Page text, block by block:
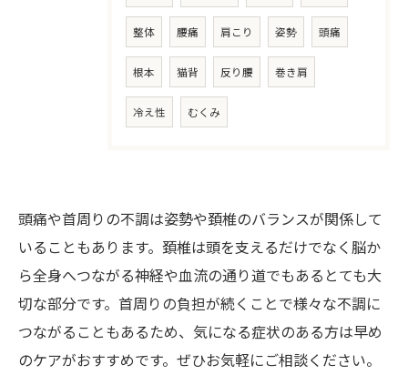
整体 腰痛 肩こり 姿勢 頭痛
根本 猫背 反り腰 巻き肩
冷え性 むくみ
頭痛や首周りの不調は姿勢や頚椎のバランスが関係して
いることもあります。頚椎は頭を支えるだけでなく脳か
ら全身へつながる神経や血流の通り道でもあるとても大
切な部分です。首周りの負担が続くことで様々な不調に
つながることもあるため、気になる症状のある方は早め
のケアがおすすめです。ぜひお気軽にご相談ください。